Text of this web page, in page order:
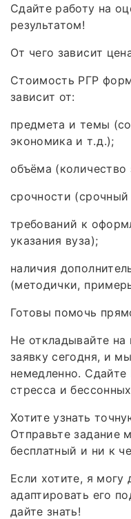
Сдайте работу на
результатом!
От чего зависит
Стоимость РГР
зависит от:
предмета и темы
экономика и т. д.);
объёма (количество
срочности
требований к
указания вуза);
наличия
(методички,
Готовы помочь
Не откладывайте
заявку сегодня, и
немедленно. Сдайте
стресса и
Хотите узнать
Отправьте задание
бесплатный и ни к
Если хотите, я могу
адаптировать его
дайте знать!